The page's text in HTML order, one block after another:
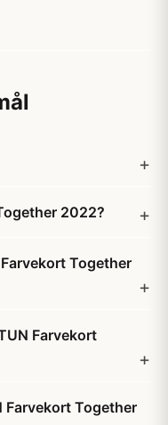
2022?
Together
Farvekort
Farvekort Together